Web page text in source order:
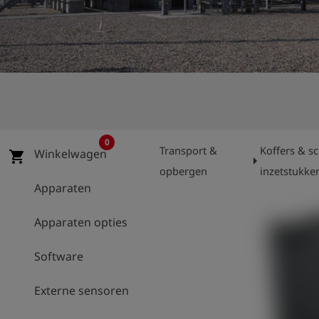
shieldRegistratie
shopping_cart Winkelwagen
0
Apparaten
Apparaten opties
Software
Externe sensoren
Transport &
opbergen
arrow_right
Koffers &